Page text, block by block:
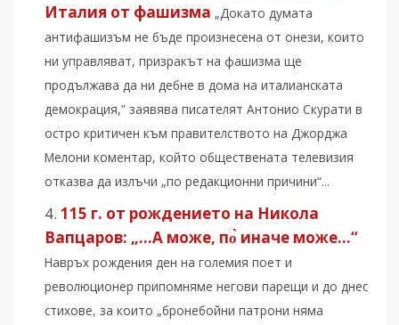
Италия от фашизма „Докато думата
антифашизъм не бъде произнесена от онези, които
ни управляват, призракът на фашизма ще
продължава да ни дебне в дома на италианската
демокрация,” заявява писателят Антонио Скурати в
остро критичен към правителството на Джорджа
Мелони коментар, който обществената телевизия
отказва да излъчи „по редакционни причини“...
115 г. от рождението на Никола
Вапцаров: „…А може, по̀ иначе може…“
Навръх рождения ден на големия поет и
революционер припомняме негови парещи и до днес
стихове, за които „бронебойни патрони няма